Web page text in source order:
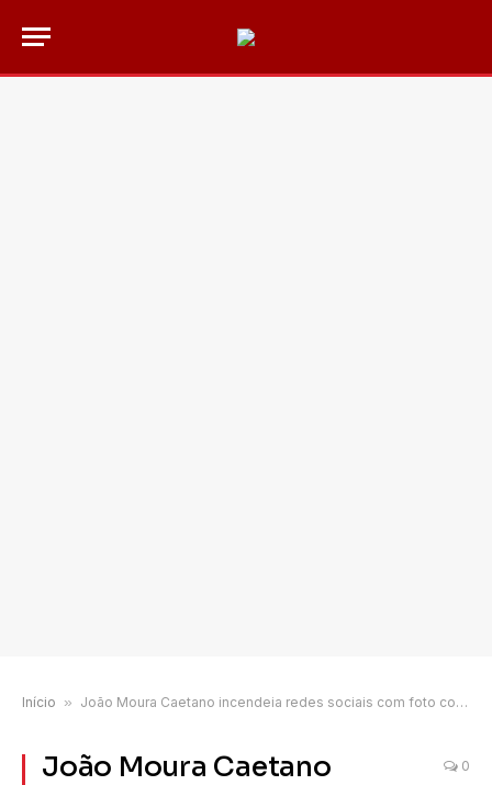
Início » João Moura Caetano incendeia redes sociais com foto com Bárbara Norton de Matos
João Moura Caetano
0